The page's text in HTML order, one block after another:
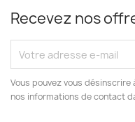
Recevez nos
Vous pouvez vous
nos informations de contact